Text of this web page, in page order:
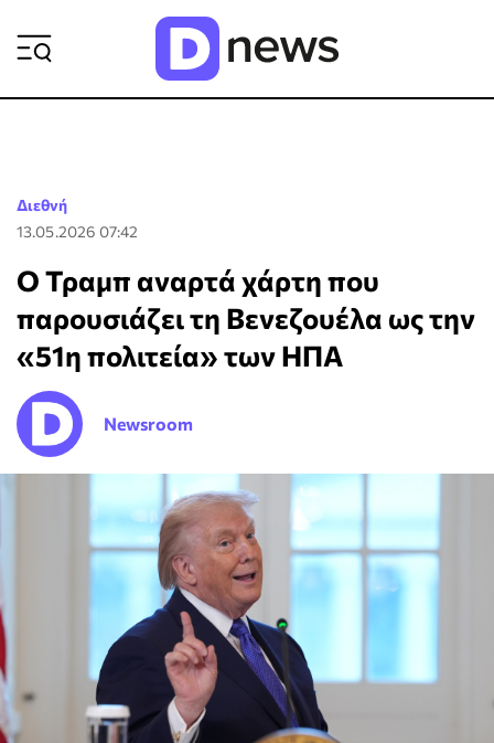
Διεθνή
13.05.2026 07:42
Ο Τραμπ αναρτά χάρτη που
παρουσιάζει τη Βενεζουέλα ως την
«51η πολιτεία» των ΗΠΑ
Newsroom